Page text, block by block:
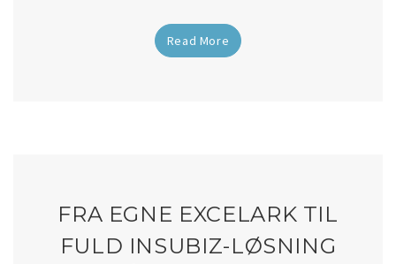
Read More
FRA EGNE EXCELARK TIL
FULD INSUBIZ-LØSNING